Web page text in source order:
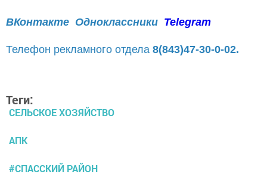
ВКонтакте Одноклассники Telegram
Телефон рекламного отдела 8(843)47-30-0-02.
Теги:
СЕЛЬСКОЕ ХОЗЯЙСТВО
АПК
#СПАССКИЙ РАЙОН